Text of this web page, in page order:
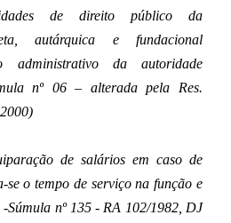
de direito público da
autárquica e fundacional
administrativo da autoridade
nº 06 – alterada pela Res.
de salários em caso de
o tempo de serviço na função e
Súmula nº 135 - RA 102/1982, DJ